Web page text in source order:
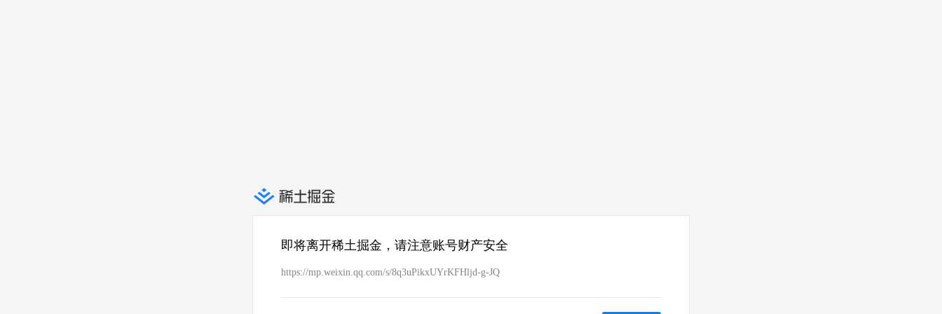
即将离开稀土掘金，请注意账号财产安全
https://mp.weixin.qq.com/s/8q3uPikxUYrKFHljd-g-JQ